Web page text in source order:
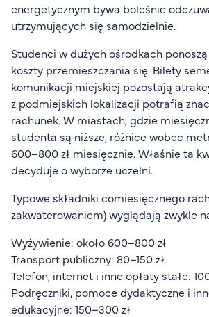
energetycznym bywa boleśnie
utrzymujących się samodzielnie.
Studenci w dużych ośrodkach
koszty przemieszczania się. Bilety
komunikacji miejskiej pozostają
z podmiejskich lokalizacji potrafią
rachunek. W miastach, gdzie
studenta są niższe, różnice wobec
600–800 zł miesięcznie. Właśnie ta
decyduje o wyborze uczelni.
Typowe składniki comiesięcznego
zakwaterowaniem) wyglądają zwykle
Wyżywienie: około 600–800 zł
Transport publiczny: 80–150 zł
Telefon, internet i inne opłaty stałe:
Podręczniki, pomoce dydaktyczne i
edukacyjne: 150–300 zł